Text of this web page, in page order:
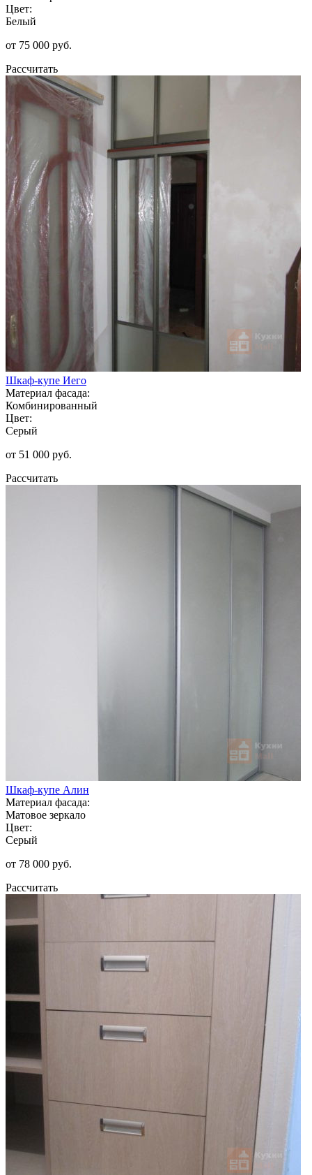
Цвет:
Белый
от 75 000 руб.
Рассчитать
Шкаф-купе Иего
Материал фасада:
Комбинированный
Цвет:
Серый
от 51 000 руб.
Рассчитать
Шкаф-купе Алин
Материал фасада:
Матовое зеркало
Цвет:
Серый
от 78 000 руб.
Рассчитать